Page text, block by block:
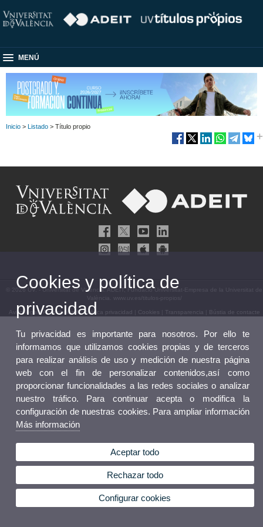
MENÚ
Inicio > Listado > Título propio
© 2026 UV. - Universitat de València. ADEIT, Fundació Universitat-Empresa de la Universitat de
València. www.uv.es/titulos-propios/
Aviso legal|Accesibilidad|Política privacidad Cookies Transparencia Bústia de contacte
Cookies y política de
privacidad
Tu privacidad es importante para nosotros. Por ello te
informamos que utilizamos cookies propias y de terceros
para realizar análisis de uso y medición de nuestra página
web con el fin de personalizar contenidos,así como
proporcionar funcionalidades a las redes sociales o analizar
nuestro tráfico. Para continuar acepta o modifica la
configuración de nuestras cookies. Para ampliar información
Más información
Aceptar todo
Rechazar todo
Configurar cookies